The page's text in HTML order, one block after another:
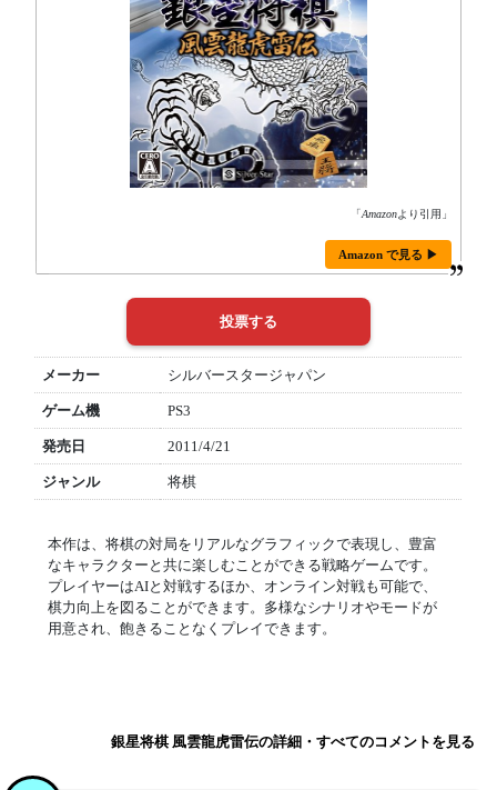
「Amazonより引用」
Amazon で見る ▶
メーカー シルバースタージャパン
ゲーム機 PS3
発売日 2011/4/21
ジャンル 将棋
本作は、将棋の対局をリアルなグラフィックで表現し、豊富
なキャラクターと共に楽しむことができる戦略ゲームです。
プレイヤーはAIと対戦するほか、オンライン対戦も可能で、
棋力向上を図ることができます。多様なシナリオやモードが
用意され、飽きることなくプレイできます。
銀星将棋 風雲龍虎雷伝の詳細・すべてのコメントを見る